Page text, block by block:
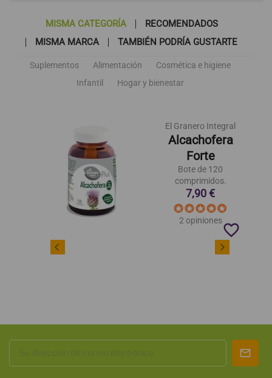
MISMA CATEGORÍA
RECOMENDADOS
MISMA MARCA
TAMBIÉN PODRÍA GUSTARTE
Suplementos Alimentación
Cosmética e higiene
Infantil
Hogar y bienestar
El Granero Integral
Alcachofera
Forte
Bote de 120
comprimidos.
7,90 €
2 opiniones
favorite_border